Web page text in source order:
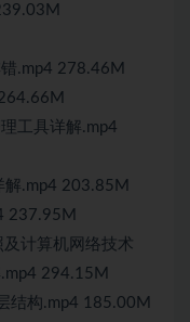
.mp4 278.46M
工具详解.mp4
解.mp4 203.85M
237.95M
计算机网络技术
294.15M
结构.mp4 185.00M